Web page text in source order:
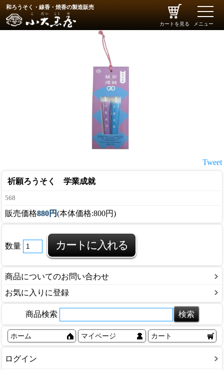
和ろうそく・線香・焼香の製造販売
カートを見る
toggle
メニュー
Tweet
祈願ろうそく 学業成就
568
販売価格880円(本体価格:800円)
数量
商品についてのお問い合わせ
お気に入りに登録
商品検索
ホーム マイページ カート
ログイン